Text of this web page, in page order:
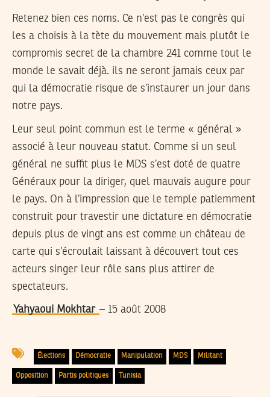
Retenez bien ces noms. Ce n’est pas le congrès qui
les a choisis à la tète du mouvement mais plutôt le
compromis secret de la chambre 241 comme tout le
monde le savait déjà. ils ne seront jamais ceux par
qui la démocratie risque de s’instaurer un jour dans
notre pays.
Leur seul point commun est le terme « général »
associé à leur nouveau statut. Comme si un seul
général ne suffit plus le MDS s’est doté de quatre
Généraux pour la diriger, quel mauvais augure pour
le pays. On à l’impression que le temple patiemment
construit pour travestir une dictature en démocratie
depuis plus de vingt ans est comme un château de
carte qui s’écroulait laissant à découvert tout ces
acteurs singer leur rôle sans plus attirer de
spectateurs.
Yahyaoui Mokhtar – 15 août 2008
Élections Démocratie Manipulation MDS Militant
Opposition Partis politiques Tunisia